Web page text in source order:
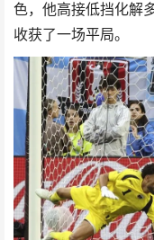
色，他高接低挡化解
收获了一场平局。